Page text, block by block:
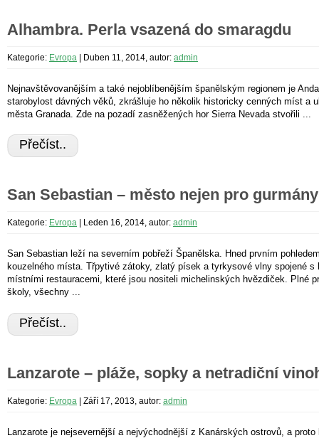
Alhambra. Perla vsazená do smaragdu
Kategorie: Evropa | Duben 11, 2014, autor: admin
Nejnavštěvovanějším a také nejoblíbenějším španělským regionem je
starobylost dávných věků, zkrášluje ho několik historicky cenných míst a
města Granada. Zde na pozadí zasněžených hor Sierra Nevada stvořili ...
Přečíst..
San Sebastian – město nejen pro gurmány
Kategorie: Evropa Leden 16, 2014, autor: admin
San Sebastian leží na severním pobřeží Španělska. Hned prvním
kouzelného místa. Třpytivé zátoky, zlatý písek a tyrkysové vlny spojené s
místními restauracemi, které jsou nositeli michelinských hvězdiček. Plné
školy, všechny ...
Přečíst..
Lanzarote – pláže, sopky a netradiční
Kategorie: Evropa | Září 17, 2013, autor: admin
Lanzarote je nejsevernější a nejvýchodnější z Kanárských ostrovů, a